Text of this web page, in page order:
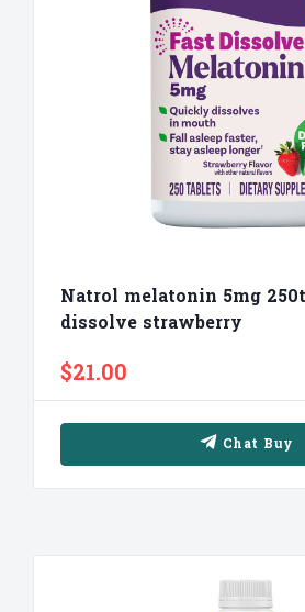
Natrol melatonin 5mg
dissolve strawberry
$21.00
Chat Buy